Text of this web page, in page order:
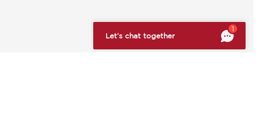
si svá preference a kontrolujte, jak jsou vaše informace
Let’s chat together
1